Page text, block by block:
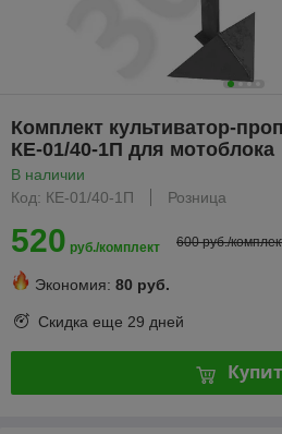
Комплект культиватор-
КЕ-01/40-1П для мотоблока
В наличии
Код: КЕ-01/40-1П
Розница
520 руб./комплект 600 руб./
Экономия: 80 руб.
Скидка еще 29 дней